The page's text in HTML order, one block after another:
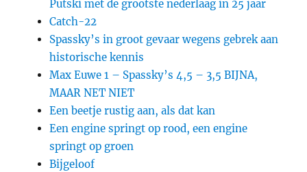
Putski met de grootste nederlaag in 25 jaar
Catch-22
Spassky’s in groot gevaar wegens gebrek aan
historische kennis
Max Euwe 1 – Spassky’s 4,5 – 3,5 BIJNA,
MAAR NET NIET
Een beetje rustig aan, als dat kan
Een engine springt op rood, een engine
springt op groen
Bijgeloof